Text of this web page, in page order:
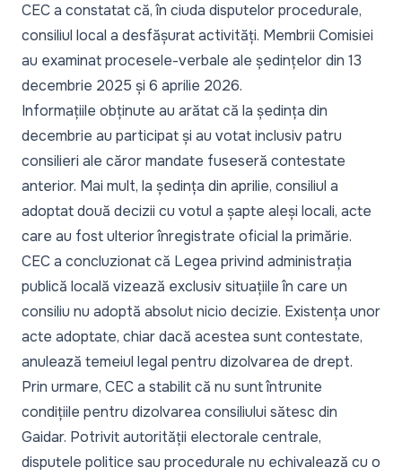
CEC a constatat că, în ciuda disputelor procedurale,
consiliul local a desfășurat activități. Membrii Comisiei
au examinat procesele-verbale ale ședințelor din 13
decembrie 2025 și 6 aprilie 2026.
Informațiile obținute au arătat că la ședința din
decembrie au participat și au votat inclusiv patru
consilieri ale căror mandate fuseseră contestate
anterior. Mai mult, la ședința din aprilie, consiliul a
adoptat două decizii cu votul a șapte aleși locali, acte
care au fost ulterior înregistrate oficial la primărie.
CEC a concluzionat că Legea privind administrația
publică locală vizează exclusiv situațiile în care un
consiliu nu adoptă absolut nicio decizie. Existența unor
acte adoptate, chiar dacă acestea sunt contestate,
anulează temeiul legal pentru dizolvarea de drept.
Prin urmare, CEC a stabilit că nu sunt întrunite
condițiile pentru dizolvarea consiliului sătesc din
Gaidar. Potrivit autorității electorale centrale,
disputele politice sau procedurale nu echivalează cu o